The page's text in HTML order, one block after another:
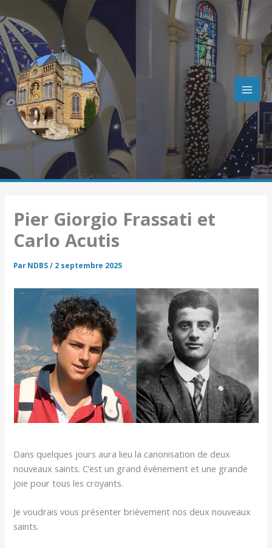
au
contenu
Pier Giorgio Frassati et
Carlo Acutis
ParNDBS/ 2 septembre 2025
Dans quelques jours aura lieu la canonisation de deux
nouveaux saints. C’est un grand évènement et une grande
joie pour tous les croyants.
Je voudrais vous présenter brièvement nos deux nouveaux
saints.
e
c
h
e
r
c
h
e